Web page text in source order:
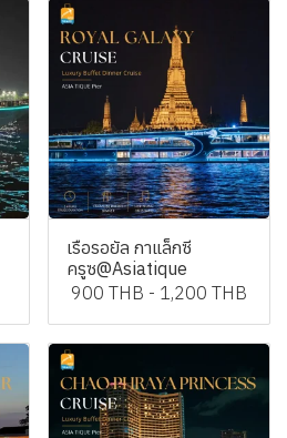
เรือรอยัล กาแล็กซี
ครูซ@Asiatique
900 THB - 1,200 THB